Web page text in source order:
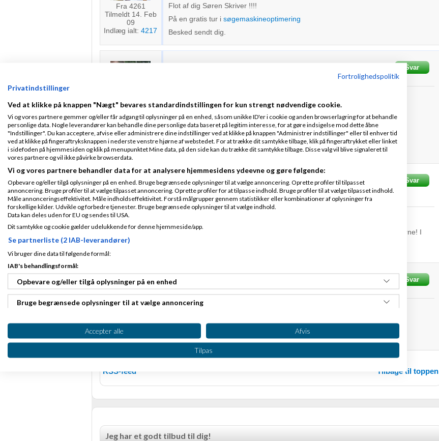
Fra 4261
Tilmeldt 14. Feb
09
Indlæg ialt: 4217
Flot af dig Søren Skriver !!!!
På en gratis tur i søgemaskineoptimering
Besked sendt dig.
Tilmeldt 13. Dec
10
Indlæg ialt: 69
Svar
Du er da en guttermand
Jeg har nu skrevet mig op og ser frem til at høre fra dig.
Hav en fantastisk dag!
Dbh. Teis
Tilmeldt 2. Nov
14
Indlæg ialt:
Søren Skriver Skrevet11-03-2015kl. 14:36
Gennemsnit
Svar
Der er kommet en del henvendelser ind, så der er lidt ventetid på analyserne! I
Indlæg ialt:
Lars Poulsen Svar
Side 1 ud af 1 (7 indlæg)
RSS-feed
Tilbage til toppen
Jeg har et godt tilbud til dig!
Fortrolighedspolitik
Privatindstillinger
Ved at klikke på knappen "Nægt" bevares standardindstillingen for kun strengt nødvendige cookie.
Vi og vores partnere gemmer og/eller får adgang til oplysninger på en enhed, såsom unikke ID'er i cookie og anden browserlagring for at behandle
personlige data. Nogle leverandører kan behandle dine personlige data baseret på legitim interesse, for at gøre indsigelse mod dette åbne
"Indstillinger". Du kan acceptere, afvise eller administrere dine indstillinger ved at klikke på knappen "Administrer indstillinger" eller til enhver tid
ved at klikke på fingeraftryksknappen i nederste venstre hjørne af webstedet. For at trække dit samtykke tilbage, klik på fingeraftrykket eller linket
i sidefoden på hjemmesiden og klik på menupunktet Mine data, på den side kan du trække dit samtykke tilbage. Disse valg vil blive signaleret til
vores partnere og vil ikke påvirke browserdata.
Vi og vores partnere behandler data for at analysere hjemmesidens ydeevne og gøre følgende:
Opbevare og/eller tilgå oplysninger på en enhed. Bruge begrænsede oplysninger til at vælge annoncering. Oprette profiler til tilpasset
annoncering. Bruge profiler til at vælge tilpasset annoncering. Oprette profiler for at tilpasse indhold. Bruge profiler til at vælge tilpasset indhold.
Måle annonceringseffektivitet. Måle indholdseffektivitet. Forstå målgrupper gennem statistikker eller kombinationer af oplysninger fra
forskellige kilder. Udvikle og forbedre tjenester. Bruge begrænsede oplysninger til at vælge indhold.
Data kan deles uden for EU og sendes til USA.
Dit samtykke og cookie gælder udelukkende for denne hjemmeside/app.
Se partnerliste (2 IAB-leverandører)
Vi bruger dine data til følgende formål:
IAB's behandlingsformål:
Opbevare og/eller tilgå oplysninger på en enhed
Bruge begrænsede oplysninger til at vælge annoncering
Oprette profiler til tilpasset annoncering
Bruge profiler til at vælge tilpasset annoncering
Bruge profiler til at vælge tilpasset indhold
Måle annonceringseffektivitet
Måle indholdseffektivitet
Accepter alle Afvis
Tilpas